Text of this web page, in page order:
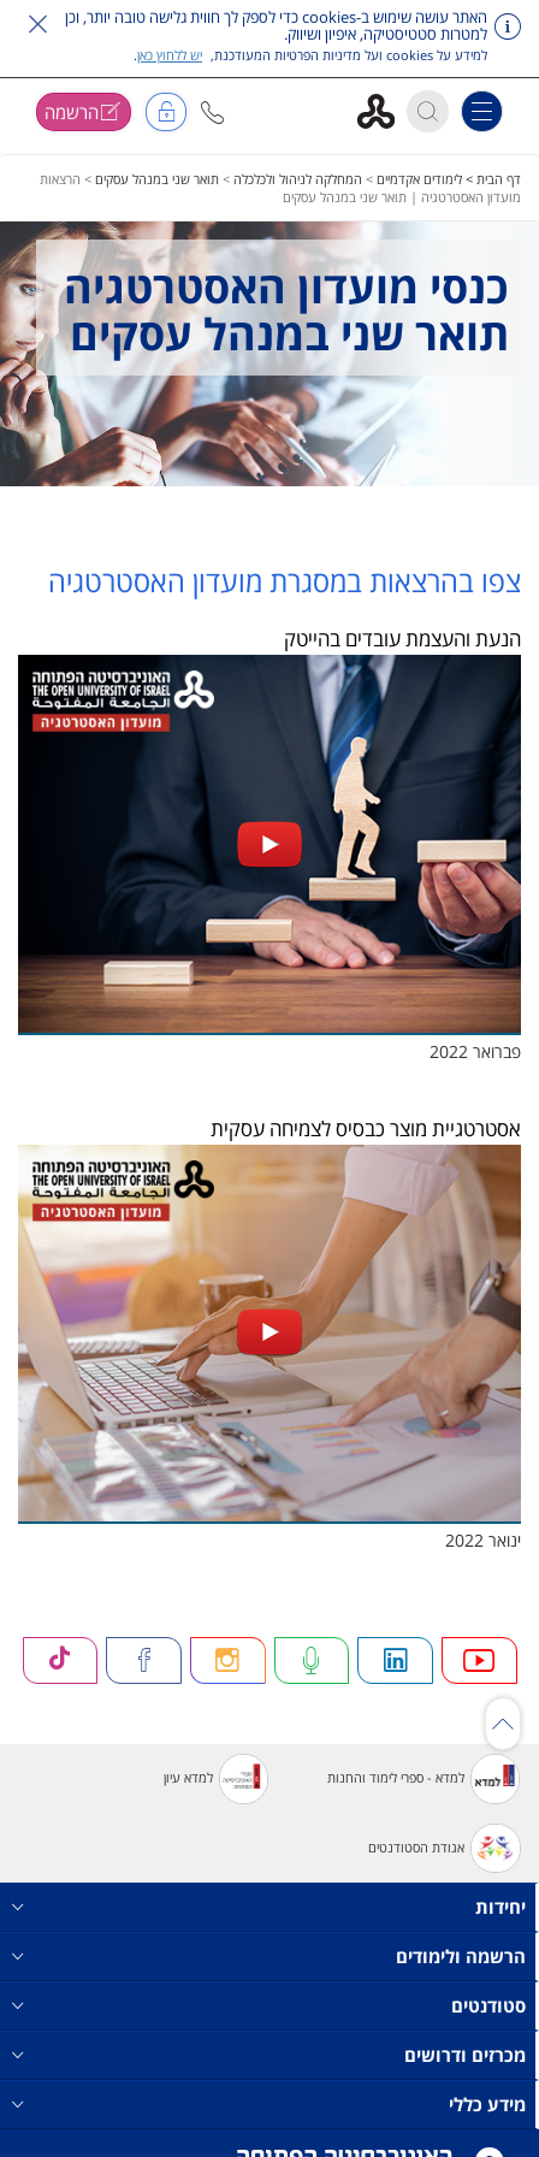
האתר עושה שימוש ב-cookies כדי לספק לך חווית גלישה טובה יותר, וכן
למטרות סטטיסטיקה, איפיון ושיווק.
למידע על cookies ועל מדיניות הפרטיות המעודכנת, יש ללחוץ כאן.
Toggle navigation הרשמה
דף הבית > לימודים אקדמיים > המחלקה לניהול ולכלכלה > תואר שני במנהל עסקים > הרצאות
מועדון האסטרטגיה | תואר שני במנהל עסקים
כנסי מועדון האסטרטגיה
תואר שני במנהל עסקים
צפו בהרצאות במסגרת מועדון האסטרטגיה
הנעת והעצמת עובדים בהייטק
פברואר 2022
אסטרטגיית מוצר כבסיס לצמיחה עסקית
ינואר 2022
למדא - ספרי לימוד והחנות למדא עיון
אגודת הסטודנטים
יחידות
הרשמה ולימודים
סטודנטים
מכרזים ודרושים
מידע כללי